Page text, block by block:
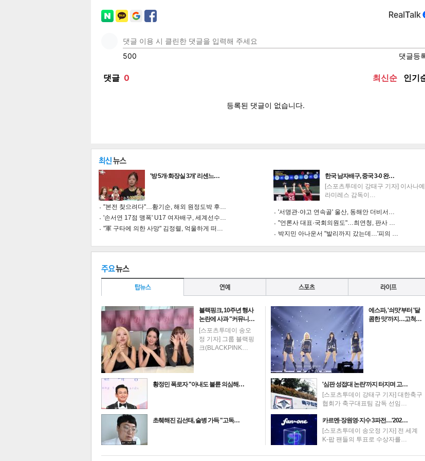
게 소
트위 카카 인쇄 목록
최신뉴스
'방 5개·화장실 3개' 리센느…
"본전 찾으려다"…황기순, 해외 원정도박 후…
'손서연 17점 맹폭' U17 여자배구, 세계선수…
"軍 구타에 의한 사망" 김정렬, 억울하게 떠…
한국 남자배구, 중국 3-0 완…
[스포츠투데이 강태구 기자] 이사나예
라미레스 감독이…
'서명관·야고 연속골' 울산, 동해안 더비서…
"언론사 대표·국회의원도"…최연청, 판사 …
박지민 아나운서 "발리까지 갔는데…'피의 …
블랙핑크, 10주년 행사
논란에 사과 "커뮤니…
[스포츠투데이 송오
정 기자] 그룹 블랙핑
크(BLACKPINK…
황정민 폭로자 "아내도 불륜 의심해…
초췌해진 김선태, 술병 가득 "고독…
에스파, '쇠맛'부터 '달
콤한 맛'까지…고척…
'심판 성접대 논란'까지 터지며 고…
[스포츠투데이 강태구 기자] 대한축구
협회가 축구대표팀 감독 선임…
카르멘·장원영·지수 3파전…'202…
[스포츠투데이 송오정 기자] 전 세계
K-팝 팬들의 투표로 수상자를…